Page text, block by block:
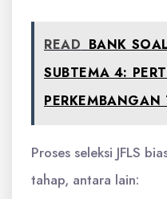
READ BANK
SUBTEMA 4:
PERKEMBANGAN
Proses seleksi JFLS
tahap, antara lain: